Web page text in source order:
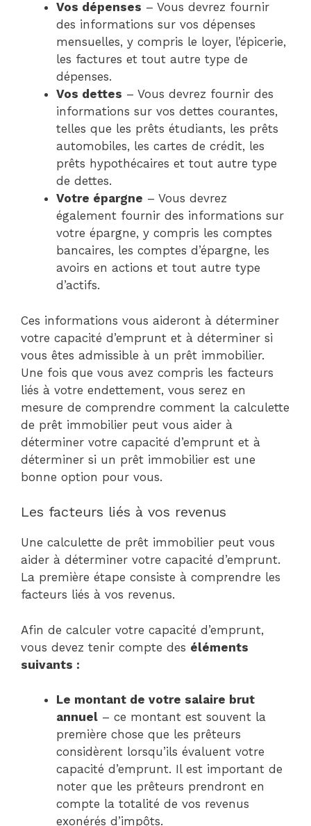
Vos dépenses – Vous devrez fournir
des informations sur vos dépenses
mensuelles, y compris le loyer, l’épicerie,
les factures et tout autre type de
dépenses.
Vos dettes – Vous devrez fournir des
informations sur vos dettes courantes,
telles que les prêts étudiants, les prêts
automobiles, les cartes de crédit, les
prêts hypothécaires et tout autre type
de dettes.
Votre épargne – Vous devrez
également fournir des informations sur
votre épargne, y compris les comptes
bancaires, les comptes d’épargne, les
avoirs en actions et tout autre type
d’actifs.
Ces informations vous aideront à déterminer
votre capacité d’emprunt et à déterminer si
vous êtes admissible à un prêt immobilier.
Une fois que vous avez compris les facteurs
liés à votre endettement, vous serez en
mesure de comprendre comment la calculette
de prêt immobilier peut vous aider à
déterminer votre capacité d’emprunt et à
déterminer si un prêt immobilier est une
bonne option pour vous.
Les facteurs liés à vos revenus
Une calculette de prêt immobilier peut vous
aider à déterminer votre capacité d’emprunt.
La première étape consiste à comprendre les
facteurs liés à vos revenus.
Afin de calculer votre capacité d’emprunt,
vous devez tenir compte des éléments
suivants :
Le montant de votre salaire brut
annuel – ce montant est souvent la
première chose que les prêteurs
considèrent lorsqu’ils évaluent votre
capacité d’emprunt. Il est important de
noter que les prêteurs prendront en
compte la totalité de vos revenus
exonérés d’impôts.